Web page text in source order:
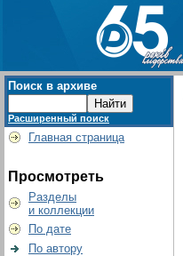
Поиск в архиве
Расширенный поиск
Главная страница
Просмотреть
Разделы
и коллекции
По дате
По автору